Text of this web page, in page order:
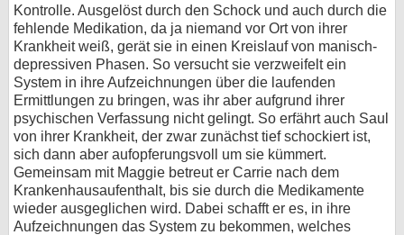
Kontrolle. Ausgelöst durch den Schock und auch durch die
fehlende Medikation, da ja niemand vor Ort von ihrer
Krankheit weiß, gerät sie in einen Kreislauf von manisch-
depressiven Phasen. So versucht sie verzweifelt ein
System in ihre Aufzeichnungen über die laufenden
Ermittlungen zu bringen, was ihr aber aufgrund ihrer
psychischen Verfassung nicht gelingt. So erfährt auch Saul
von ihrer Krankheit, der zwar zunächst tief schockiert ist,
sich dann aber aufopferungsvoll um sie kümmert.
Gemeinsam mit Maggie betreut er Carrie nach dem
Krankenhausaufenthalt, bis sie durch die Medikamente
wieder ausgeglichen wird. Dabei schafft er es, in ihre
Aufzeichnungen das System zu bekommen, welches